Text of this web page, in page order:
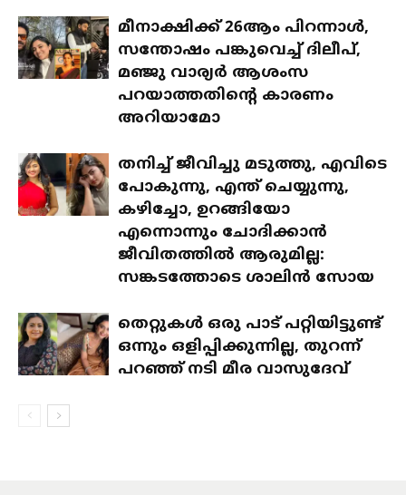
മീനാക്ഷിക്ക് 26ആം പിറന്നാൾ,
സന്തോഷം പങ്കുവെച്ച് ദിലീപ്,
മഞ്ജു വാര്യർ ആശംസ
പറയാത്തതിന്റെ കാരണം
അറിയാമോ
തനിച്ച് ജീവിച്ചു മടുത്തു, എവിടെ
പോകുന്നു, എന്ത് ചെയ്യുന്നു,
കഴിച്ചോ, ഉറങ്ങിയോ
എന്നൊന്നും ചോദിക്കാൻ
ജീവിതത്തിൽ ആരുമില്ല:
സങ്കടത്തോടെ ശാലിൻ സോയ
തെറ്റുകൾ ഒരു പാട് പറ്റിയിട്ടുണ്ട്
ഒന്നും ഒളിപ്പിക്കുന്നില്ല, തുറന്ന്
പറഞ്ഞ് നടി മീര വാസുദേവ്